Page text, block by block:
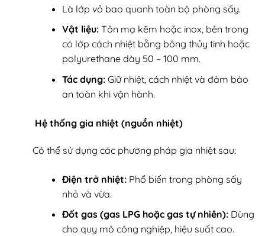
Là lớp vỏ bao quanh toàn bộ phòng sấy.
Vật liệu:Tôn mạ kẽm hoặc inox, bên trong
có lớp cách nhiệt bằng bông thủy tinh hoặc
polyurethane dày 50 – 100 mm.
Tác dụng:Giữ nhiệt, cách nhiệt và đảm bảo
an toàn khi vận hành.
Hệ thống gia nhiệt (nguồn nhiệt)
Có thể sử dụng các phương pháp gia nhiệt sau:
Điện trở nhiệt:Phổ biến trong phòng sấy
nhỏ và vừa.
Đốt gas (gas LPG hoặc gas tự nhiên):Dùng
cho quy mô công nghiệp, hiệu suất cao.